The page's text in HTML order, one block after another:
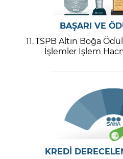
BAŞARI VE
11. TSPB Altın Boğa
İşlemler İşlem
KREDİ